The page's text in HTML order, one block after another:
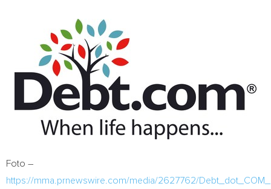
Foto –
https://mma.prnewswire.com/media/2627762/